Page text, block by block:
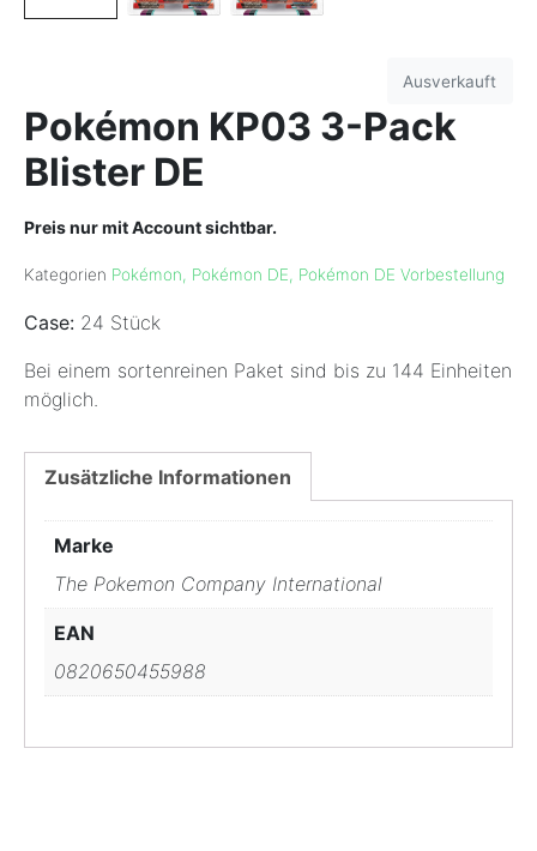
Ausverkauft
Pokémon KP03 3-Pack
Blister DE
Preis nur mit Account sichtbar.
Kategorien Pokémon, Pokémon DE, Pokémon DE Vorbestellung
Case: 24 Stück
Bei einem sortenreinen Paket sind bis zu 144 Einheiten
möglich.
Zusätzliche Informationen
Marke
The Pokemon Company International
EAN
0820650455988